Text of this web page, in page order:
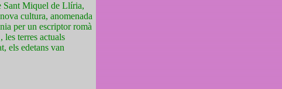
Sant Miquel de Llíria,
cultura, anomenada
per un escriptor romà
les terres actuals
els edetans van